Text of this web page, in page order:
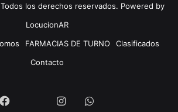
los derechos reservados. Powered by
LocucionAR
FARMACIAS DE TURNO
Clasificados
Contacto
Facebook InstagramWhatsapp